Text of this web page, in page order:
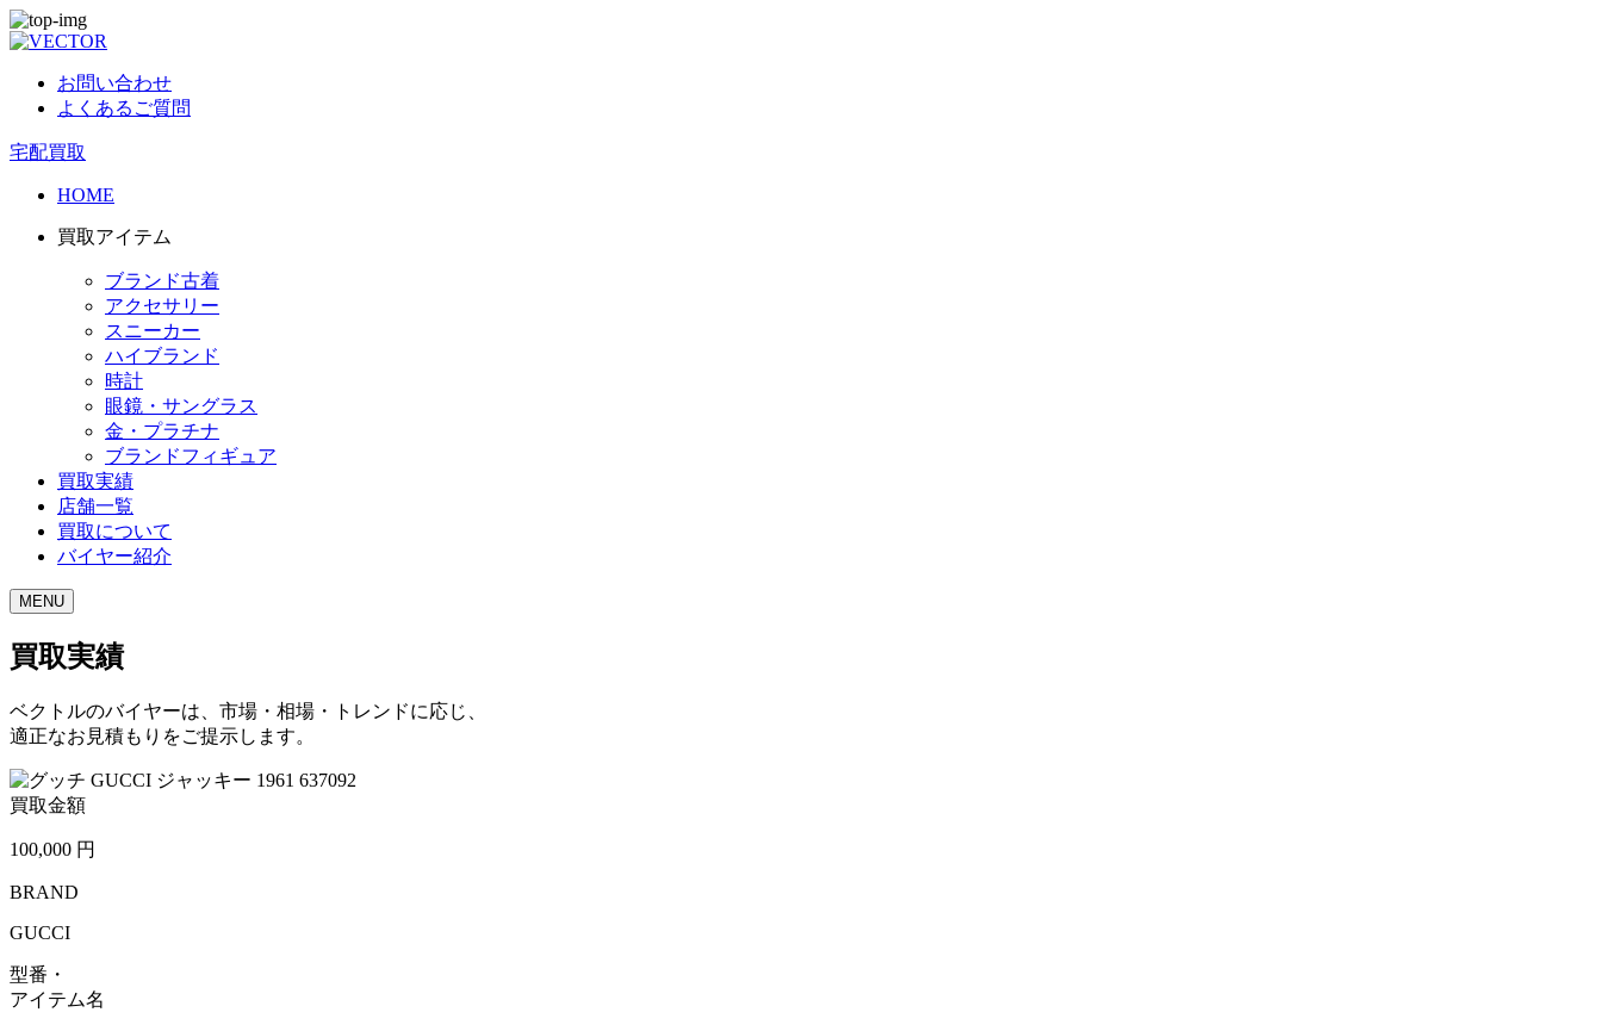
お問い合わせ
よくあるご質問
宅配買取
HOME
買取アイテム
ブランド古着
アクセサリー
スニーカー
ハイブランド
時計
眼鏡・サングラス
金・プラチナ
ブランドフィギュア
買取実績
店舗一覧
買取について
バイヤー紹介
MENU
買取実績
ベクトルのバイヤーは、市場・相場・トレンドに応じ、
適正なお見積もりをご提示します。
買取金額
100,000 円
BRAND
GUCCI
型番・
アイテム名